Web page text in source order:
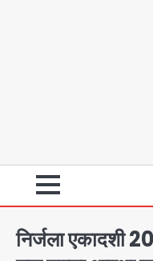
निर्जला एकादशी